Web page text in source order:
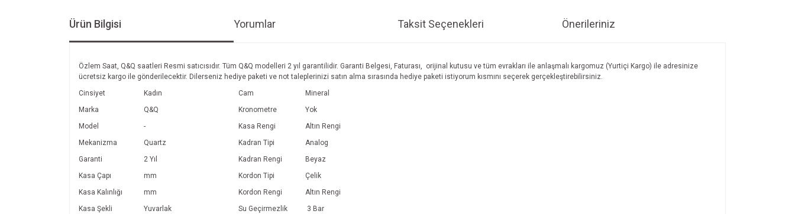
Ürün Bilgisi Yorumlar Taksit Seçenekleri Önerileriniz
Özlem Saat, Q&Q saatleri Resmi satıcısıdır. Tüm Q&Q modelleri 2 yıl garantilidir. Garanti Belgesi, Faturası, orijinal kutusu ve tüm evrakları ile anlaşmalı kargomuz (Yurtiçi Kargo) ile adresinize
ücretsiz kargo ile gönderilecektir. Dilerseniz hediye paketi ve not taleplerinizi satın alma sırasında hediye paketi istiyorum kısmını seçerek gerçekleştirebilirsiniz.
Cinsiyet
Kadın Cam
Mineral
Marka
Q&Q Kronometre
Yok
Model
- Kasa Rengi
Altın Rengi
Mekanizma
Quartz Kadran Tipi
Analog
Garanti
2 Yıl Kadran Rengi
Beyaz
Kasa Çapı
mm Kordon Tipi
Çelik
Kasa Kalınlığı
mm Kordon Rengi
Altın Rengi
Kasa Şekli
Yuvarlak Su Geçirmezlik
3 Bar